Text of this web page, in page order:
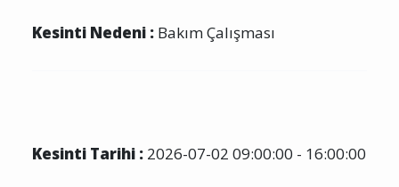
Kesinti Nedeni : Bakım Çalışması
Kesinti Tarihi : 2026-07-02 09:00:00 - 16:00:00